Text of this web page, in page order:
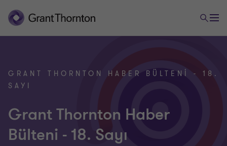
GRANT THORNTON HABER BÜLTENI - 18.
SAYI
Grant Thornton Haber
Bülteni - 18. Sayı